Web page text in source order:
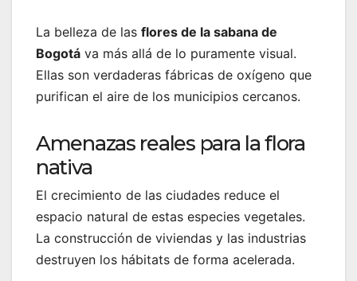
La belleza de las flores de la sabana de
Bogotá va más allá de lo puramente visual.
Ellas son verdaderas fábricas de oxígeno que
purifican el aire de los municipios cercanos.
Amenazas reales para la flora
nativa
El crecimiento de las ciudades reduce el
espacio natural de estas especies vegetales.
La construcción de viviendas y las industrias
destruyen los hábitats de forma acelerada.